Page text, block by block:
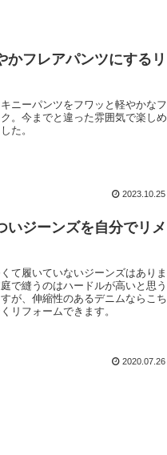
かフレアパンツにするリ
ニーパンツをフワッと軽やかなフ
。今までと違った雰囲気で楽しめ
た。
2023.10.25
いジーンズを自分でリメ
て履いていないジーンズはありま
で縫うのはハードルが高いと思う
が、伸縮性のあるデニムならこち
リフォームできます。
2020.07.26